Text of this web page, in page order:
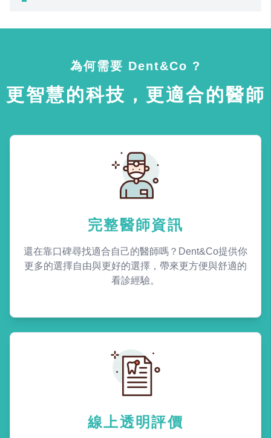
為何需要 Dent&Co ?
更智慧的科技，更適合的醫師
完整醫師資訊
還在靠口碑尋找適合自己的醫師嗎？Dent&Co提供你
更多的選擇自由與更好的選擇，帶來更方便與舒適的
看診經驗。
線上透明評價